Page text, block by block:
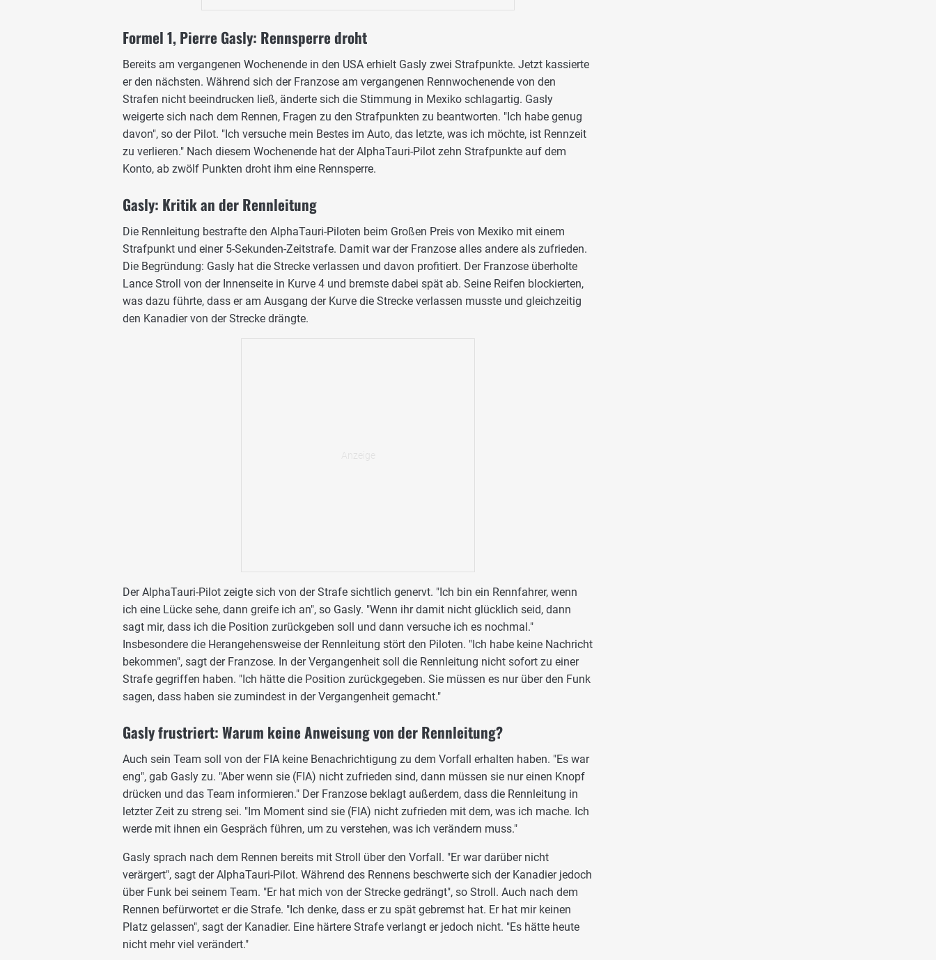
Formel 1, Pierre Gasly: Rennsperre droht
Bereits am vergangenen Wochenende in den USA erhielt Gasly zwei Strafpunkte. Jetzt kassierte
er den nächsten. Während sich der Franzose am vergangenen Rennwochenende von den
Strafen nicht beeindrucken ließ, änderte sich die Stimmung in Mexiko schlagartig. Gasly
weigerte sich nach dem Rennen, Fragen zu den Strafpunkten zu beantworten. "Ich habe genug
davon", so der Pilot. "Ich versuche mein Bestes im Auto, das letzte, was ich möchte, ist Rennzeit
zu verlieren." Nach diesem Wochenende hat der AlphaTauri-Pilot zehn Strafpunkte auf dem
Konto, ab zwölf Punkten droht ihm eine Rennsperre.
Gasly: Kritik an der Rennleitung
Die Rennleitung bestrafte den AlphaTauri-Piloten beim Großen Preis von Mexiko mit einem
Strafpunkt und einer 5-Sekunden-Zeitstrafe. Damit war der Franzose alles andere als zufrieden.
Die Begründung: Gasly hat die Strecke verlassen und davon profitiert. Der Franzose überholte
Lance Stroll von der Innenseite in Kurve 4 und bremste dabei spät ab. Seine Reifen blockierten,
was dazu führte, dass er am Ausgang der Kurve die Strecke verlassen musste und gleichzeitig
den Kanadier von der Strecke drängte.
Der AlphaTauri-Pilot zeigte sich von der Strafe sichtlich genervt. "Ich bin ein Rennfahrer, wenn
ich eine Lücke sehe, dann greife ich an", so Gasly. "Wenn ihr damit nicht glücklich seid, dann
sagt mir, dass ich die Position zurückgeben soll und dann versuche ich es nochmal."
Insbesondere die Herangehensweise der Rennleitung stört den Piloten. "Ich habe keine Nachricht
bekommen", sagt der Franzose. In der Vergangenheit soll die Rennleitung nicht sofort zu einer
Strafe gegriffen haben. "Ich hätte die Position zurückgegeben. Sie müssen es nur über den Funk
sagen, dass haben sie zumindest in der Vergangenheit gemacht."
Gasly frustriert: Warum keine Anweisung von der Rennleitung?
Auch sein Team soll von der FIA keine Benachrichtigung zu dem Vorfall erhalten haben. "Es war
eng", gab Gasly zu. "Aber wenn sie (FIA) nicht zufrieden sind, dann müssen sie nur einen Knopf
drücken und das Team informieren." Der Franzose beklagt außerdem, dass die Rennleitung in
letzter Zeit zu streng sei. "Im Moment sind sie (FIA) nicht zufrieden mit dem, was ich mache. Ich
werde mit ihnen ein Gespräch führen, um zu verstehen, was ich verändern muss."
Gasly sprach nach dem Rennen bereits mit Stroll über den Vorfall. "Er war darüber nicht
verärgert", sagt der AlphaTauri-Pilot. Während des Rennens beschwerte sich der Kanadier jedoch
über Funk bei seinem Team. "Er hat mich von der Strecke gedrängt", so Stroll. Auch nach dem
Rennen befürwortet er die Strafe. "Ich denke, dass er zu spät gebremst hat. Er hat mir keinen
Platz gelassen", sagt der Kanadier. Eine härtere Strafe verlangt er jedoch nicht. "Es hätte heute
nicht mehr viel verändert."